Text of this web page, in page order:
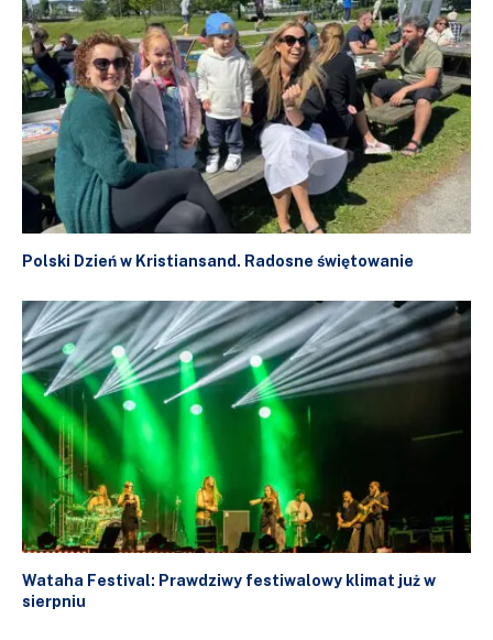
Polski Dzień w Kristiansand. Radosne świętowanie
Wataha Festival: Prawdziwy festiwalowy klimat już w
sierpniu